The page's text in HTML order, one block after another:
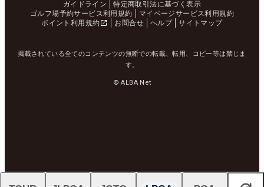
ガイドライン
特定商取引法に基づく表示
ゴルフ場予約サービス利用規約
マイページサービス利用規約
ポイント利用規約
お問合せ ヘルプ サイトマップ
掲載されている全てのコンテンツの無断での転載、転用、コピー等は禁じま
す。
© ALBA Net